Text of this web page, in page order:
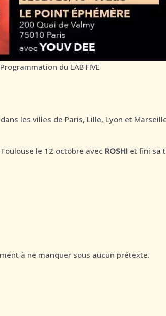
du LAB FIVE
les villes de Paris, Lille, Lyon et
le 12 octobre avec ROSHI et fini sa
à ne manquer sous aucun prétexte.